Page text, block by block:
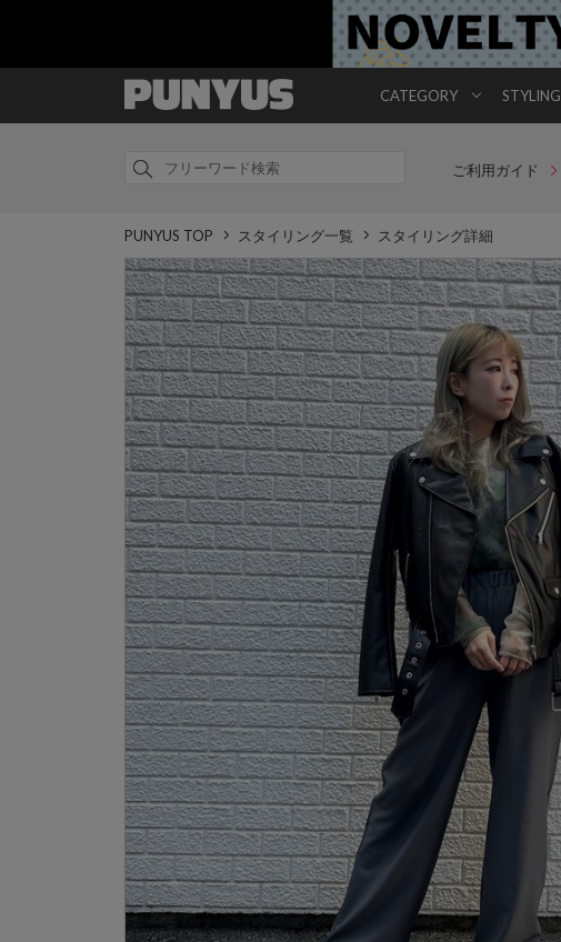
CATEGORY STYLING
ご利用ガイド
PUNYUS TOP スタイリング一覧 スタイリング詳細